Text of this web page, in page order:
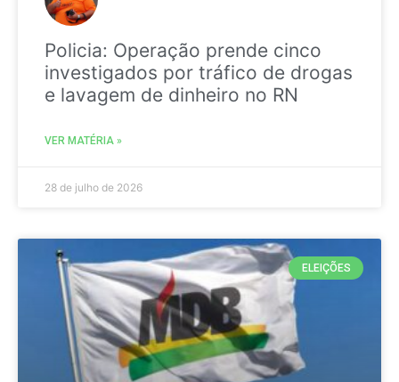
Policia: Operação prende cinco
investigados por tráfico de drogas
e lavagem de dinheiro no RN
VER MATÉRIA »
28 de julho de 2026
ELEIÇÕES